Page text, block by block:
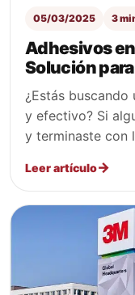
05/03/2025 3
Adhesivos
Solución
¿Estás
y efectivo? Si
y terminaste con
Leer artículo